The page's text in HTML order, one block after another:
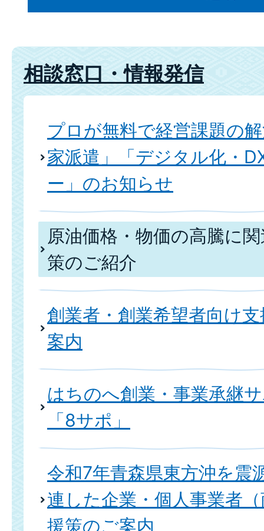
相談窓口・情報発信
プロが無料で経営課題の
家派遣」「デジタル化・
ー」のお知らせ
原油価格・物価の高騰に
策のご紹介
創業者・創業希望者向け
案内
はちのへ創業・事業承継
「8サポ」
令和7年青森県東方沖を震
連した企業・個人事業者
援策のご案内